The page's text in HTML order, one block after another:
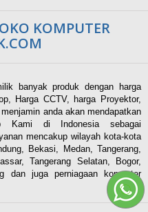
KOMPUTER
banyak produk dengan harga
Harga CCTV, harga Proyektor,
anda akan mendapatkan
Kami di Indonesia sebagai
mencakup wilayah kota-kota
Bekasi, Medan, Tangerang,
Tangerang Selatan, Bogor,
dan juga perniagaan komputer